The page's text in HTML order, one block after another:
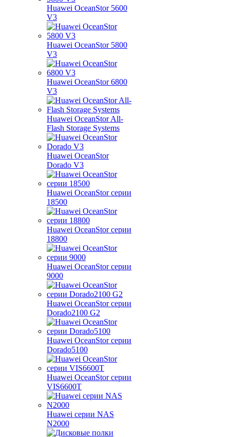
Huawei OceanStor 5600
V3
Huawei OceanStor 5800
V3
Huawei OceanStor 6800
V3
Huawei OceanStor All-
Flash Storage Systems
Huawei OceanStor
Dorado V3
Huawei OceanStor серии
18500
Huawei OceanStor серии
18800
Huawei OceanStor серии
9000
Huawei OceanStor серии
Dorado2100 G2
Huawei OceanStor серии
Dorado5100
Huawei OceanStor серии
VIS6600T
Huawei серии NAS
N2000